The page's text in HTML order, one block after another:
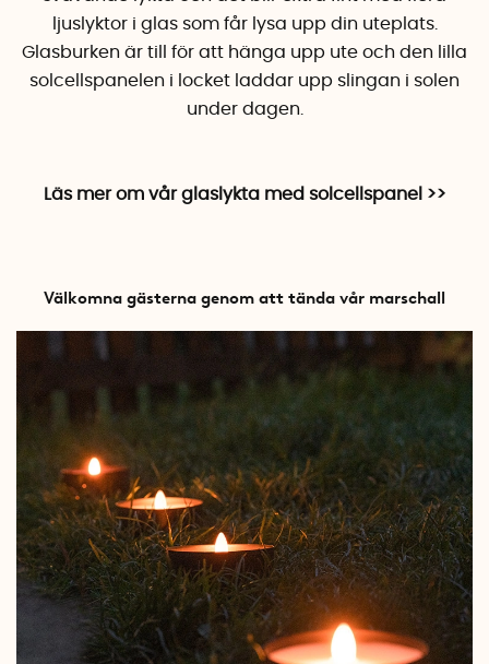
ljuslyktor i glas som får lysa upp din uteplats.
Glasburken är till för att hänga upp ute och den lilla
solcellspanelen i locket laddar upp slingan i solen
under dagen.
Läs mer om vår glaslykta med solcellspanel >>
Välkomna gästerna genom att tända vår marschall